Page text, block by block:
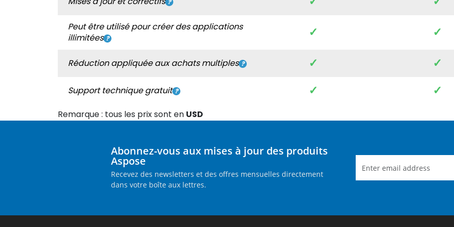
Peut être utilisé pour créer des applications
illimitées
✓ ✓
Réduction appliquée aux achats multiples ✓ ✓
Support technique gratuit ✓ ✓
Remarque : tous les prix sont en USD
Abonnez-vous aux mises à jour des produits
Aspose
Recevez des newsletters et des offres mensuelles directement
dans votre boîte aux lettres.